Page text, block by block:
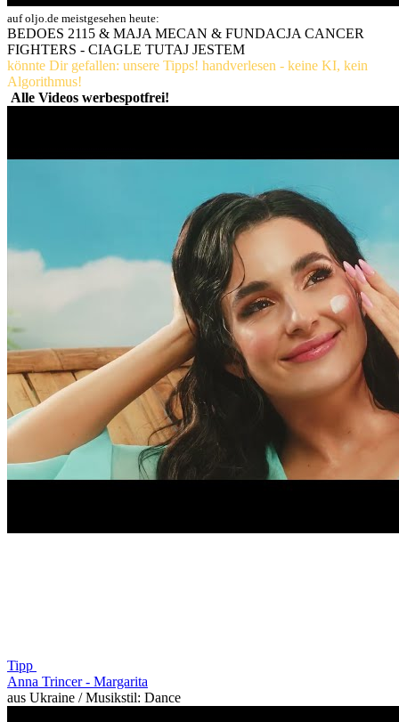
auf oljo.de meistgesehen heute:
BEDOES 2115 & MAJA MECAN & FUNDACJA CANCER
FIGHTERS - CIAGLE TUTAJ JESTEM
könnte Dir gefallen: unsere Tipps! handverlesen - keine KI, kein
Algorithmus!
Alle Videos werbespotfrei!
Tipp
Anna Trincer - Margarita
aus Ukraine / Musikstil: Dance